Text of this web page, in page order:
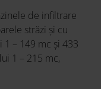
de infiltrare
străzi și cu
– 149 mc și 433
1 – 215 mc,